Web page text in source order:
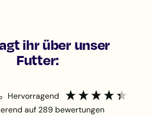
ihr über unser
Futter:
hervorragend
auf 289 bewertungen